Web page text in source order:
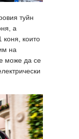
туйн
а
коня, които
на
може да се